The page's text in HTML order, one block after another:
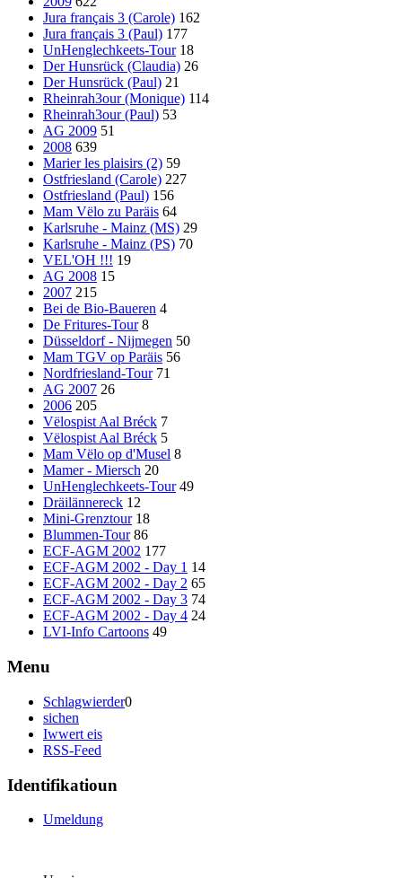
Jura français 3 (Carole) 162
Jura français 3 (Paul) 177
UnHenglechkeets-Tour 18
Der Hunsrück (Claudia) 26
Der Hunsrück (Paul) 21
Rheinrah3our (Monique) 114
Rheinrah3our (Paul) 53
AG 2009 51
2008 639
Marier les plaisirs (2) 59
Ostfriesland (Carole) 227
Ostfriesland (Paul) 156
Mam Vëlo zu Paräis 64
Karlsruhe - Mainz (MS) 29
Karlsruhe - Mainz (PS) 70
VEL'OH !!! 19
AG 2008 15
2007 215
Bei de Bio-Baueren 4
De Fritures-Tour 8
Düsseldorf - Nijmegen 50
Mam TGV op Paräis 56
Nordfriesland-Tour 71
AG 2007 26
2006 205
Vëlospist Aal Bréck 7
Vëlospist Aal Bréck 5
Mam Vëlo op d'Musel 8
Mamer - Miersch 20
UnHenglechkeets-Tour 49
Dräilännereck 12
Mini-Grenztour 18
Blummen-Tour 86
ECF-AGM 2002 177
ECF-AGM 2002 - Day 1 14
ECF-AGM 2002 - Day 2 65
ECF-AGM 2002 - Day 3 74
ECF-AGM 2002 - Day 4 24
LVI-Info Cartoons 49
Menu
Schlagwierder0
sichen
Iwwert eis
RSS-Feed
Identifikatioun
Umeldung